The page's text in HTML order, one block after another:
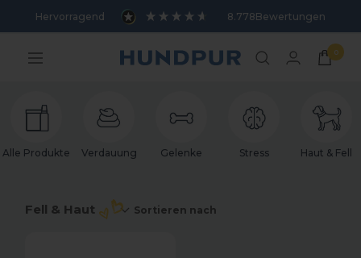
Hervorragend 8.778Bewertungen
Navigation Hundpur 0
Sortieren nach
Alle Produkte Verdauung Gelenke Stress Haut & Fell
Sortieren nach
Fell & Haut